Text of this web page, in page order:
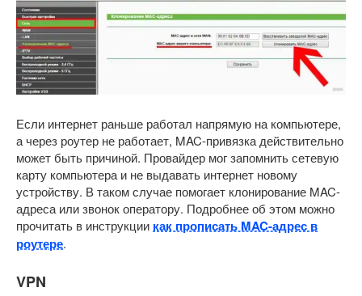
Если интернет раньше работал напрямую на компьютере,
а через роутер не работает, MAC-привязка действительно
может быть причиной. Провайдер мог запомнить сетевую
карту компьютера и не выдавать интернет новому
устройству. В таком случае помогает клонирование MAC-
адреса или звонок оператору. Подробнее об этом можно
прочитать в инструкции как прописать MAC-адрес в
роутере.
VPN